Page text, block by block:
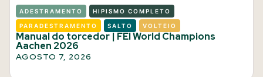
ADESTRAMENTO HIPISMO COMPLETO
PARADESTRAMENTO SALTO VOLTEIO
Manual do torcedor | FEI World Champions
Aachen 2026
AGOSTO 7, 2026